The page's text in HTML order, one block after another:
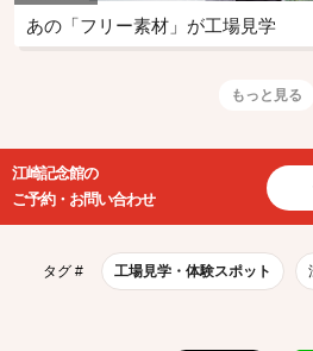
あの「フリー素材」が工場見学
もっと見る
江崎記念館の
ご予約・お問い合わせ
タグ # 工場見学・体験スポット